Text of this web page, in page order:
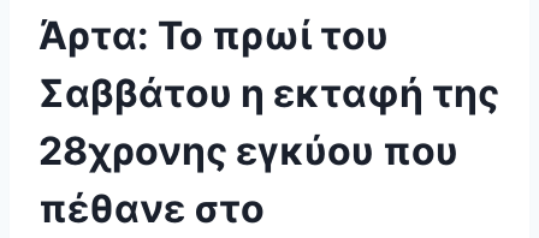
Άρτα: Το πρωί του
Σαββάτου η εκταφή της
28χρονης εγκύου που
πέθανε στο